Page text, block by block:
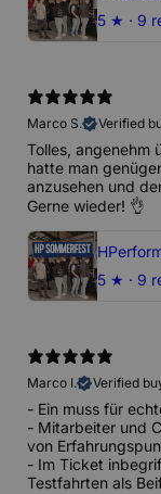
5 ★ · 9
Marco S.
Verified
Tolles, angenehm
hatte man
anzusehen und
Gerne wieder! 👌
5 ★ · 9
Marco I.
Verified
- Ein muss für
- Mitarbeiter und
von
- Im Ticket
Testfahrten als